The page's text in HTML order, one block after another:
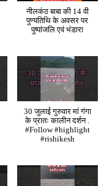
नीलकंठ बाबा की 14 वी
पुण्यतिथि के अवसर पर
पुष्पांजलि एवं भंडारा
30 जुलाई गुरुवार मां गंगा
के प्रातः कालीन दर्शन .
#Follow #highlight
#rishikesh